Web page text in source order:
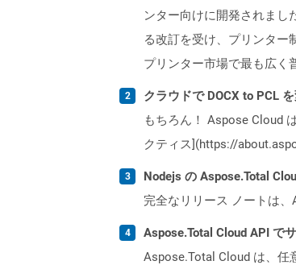
ンター向けに開発されまし
る改訂を受け、プリンター
プリンター市場で最も広く
クラウドで DOCX to PCL
もちろん！ Aspose Cloud
クティス](https://
Nodejs の Aspose.Total
完全なリリース ノートは
Aspose.Total Cloud API で
Aspose.Total Cloud は、任